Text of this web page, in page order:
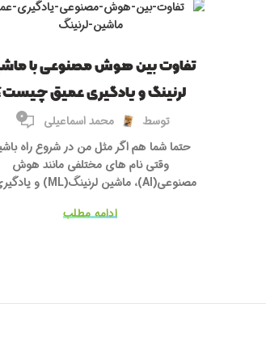
تفاوت بین هوش مصنوعی با
لرنینگ و یادگیری عمیق
توسط محمد اسماعیلی 0
حتما شما هم اگر مثل من در شروع راه
وقتی نام های مختلفی مانند هوش
مصنوعی(AI)، ماشین لرنینگ(ML) و یادگیری...
ادامه مطلب